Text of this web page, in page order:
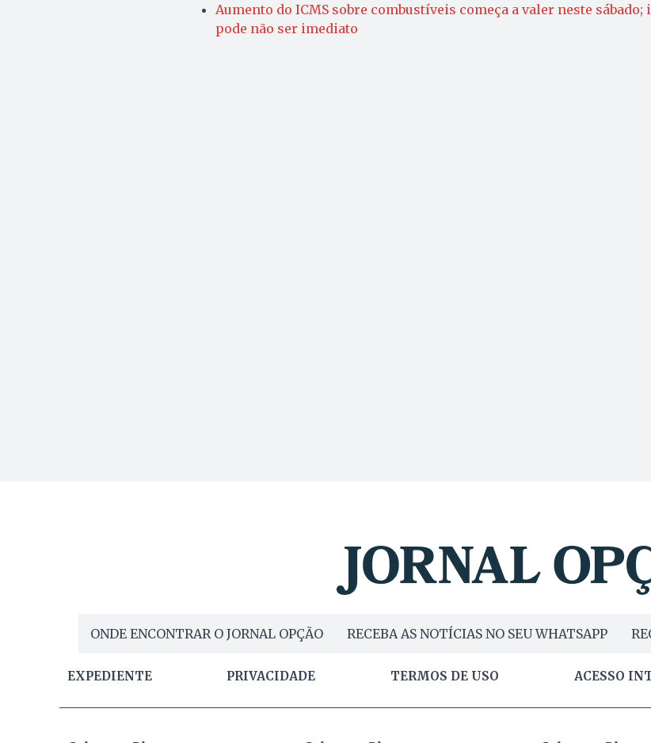
Aumento do ICMS sobre combustíveis começa a valer neste sábado;
pode não ser imediato
ONDE ENCONTRAR O JORNAL OPÇÃO RECEBA AS NOTÍCIAS NO SEU WHATSAPP
EXPEDIENTE PRIVACIDADE TERMOS DE USO ACESSO